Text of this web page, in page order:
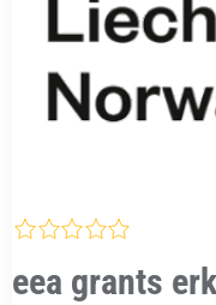
eea grants